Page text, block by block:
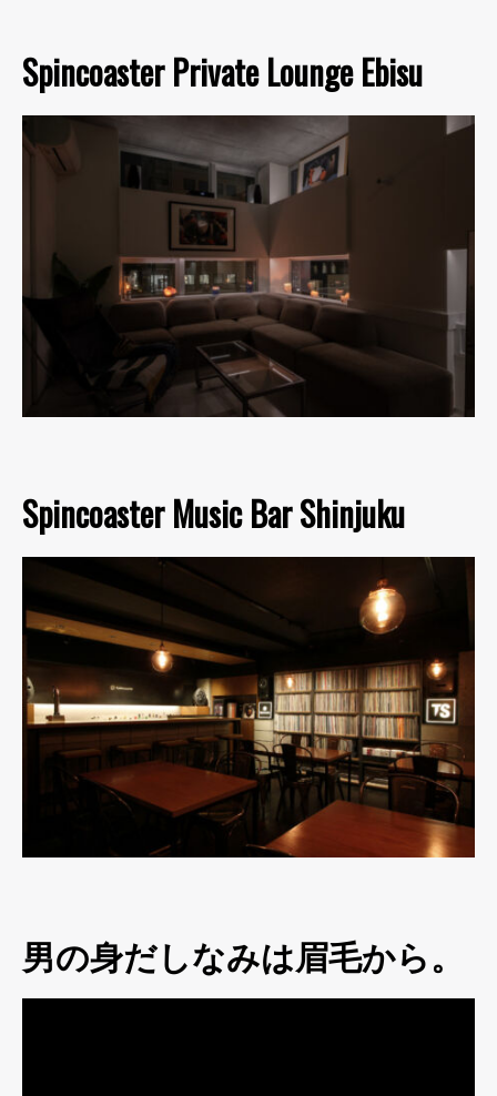
Spincoaster Private Lounge Ebisu
Spincoaster Music Bar Shinjuku
男の身だしなみは眉毛から。